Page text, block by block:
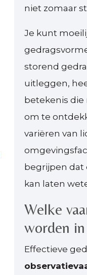
niet zomaar
Je kunt
storend
uitleggen,
betekenis die
om te
variëren van
begrijpen dat
kan laten
Welke
worden
Effectieve